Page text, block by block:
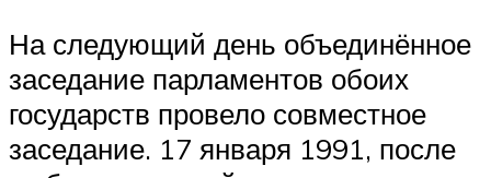
На следующий день объединённое
заседание парламентов обоих
государств провело совместное
заседание. 17 января 1991, после